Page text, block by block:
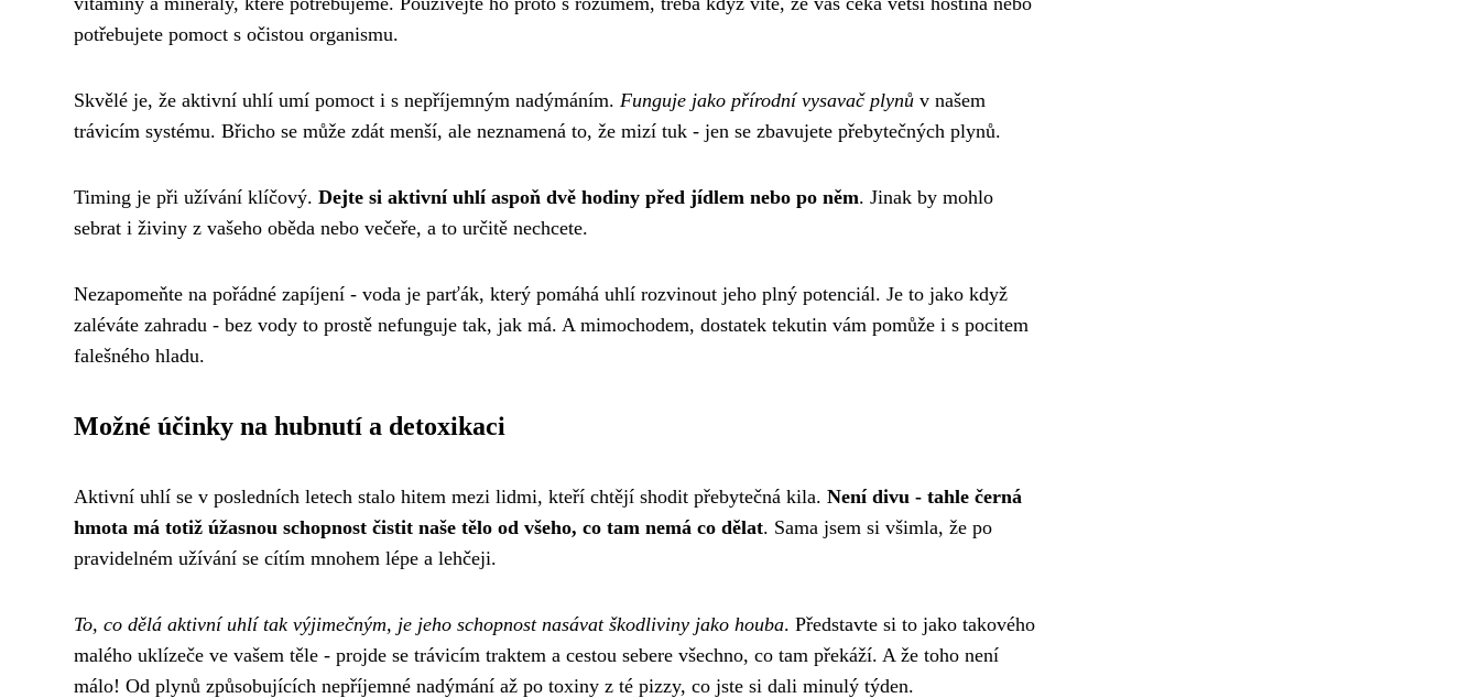
potřebujete pomoct s očistou organismu.
Skvělé je, že aktivní uhlí umí pomoct i s nepříjemným nadýmáním. Funguje jako přírodní vysavač plynů v našem
trávicím systému. Břicho se může zdát menší, ale neznamená to, že mizí tuk - jen se zbavujete přebytečných plynů.
Timing je při užívání klíčový. Dejte si aktivní uhlí aspoň dvě hodiny před jídlem nebo po něm. Jinak by mohlo
sebrat i živiny z vašeho oběda nebo večeře, a to určitě nechcete.
Nezapomeňte na pořádné zapíjení - voda je parťák, který pomáhá uhlí rozvinout jeho plný potenciál. Je to jako když
zaléváte zahradu - bez vody to prostě nefunguje tak, jak má. A mimochodem, dostatek tekutin vám pomůže i s pocitem
falešného hladu.
Možné účinky na hubnutí a detoxikaci
Aktivní uhlí se v posledních letech stalo hitem mezi lidmi, kteří chtějí shodit přebytečná kila. Není divu - tahle černá
hmota má totiž úžasnou schopnost čistit naše tělo od všeho, co tam nemá co dělat. Sama jsem si všimla, že po
pravidelném užívání se cítím mnohem lépe a lehčeji.
To, co dělá aktivní uhlí tak výjimečným, je jeho schopnost nasávat škodliviny jako houba. Představte si to jako takového
malého uklízeče ve vašem těle - projde se trávicím traktem a cestou sebere všechno, co tam překáží. A že toho není
málo! Od plynů způsobujících nepříjemné nadýmání až po toxiny z té pizzy, co jste si dali minulý týden.